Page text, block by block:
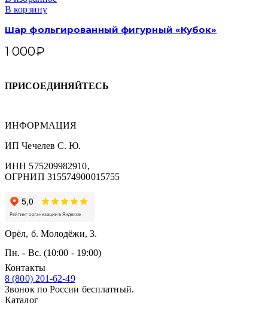
В корзину
Шар фольгированный фигурный «Кубок»
1 000₽
ПРИСОЕДИНЯЙТЕСЬ
ИНФОРМАЦИЯ
ИП Чечелев С. Ю.
ИНН 575209982910,
ОГРНИП 315574900015755
Орёл, б. Молодёжи, 3.
Пн. - Вс. (10:00 - 19:00)
Контакты
8 (800) 201-62-49
Звонок по России бесплатный.
Каталог